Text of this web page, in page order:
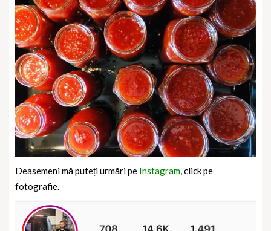
Deasemeni mă puteți urmări pe Instagram,click pe
fotografie.